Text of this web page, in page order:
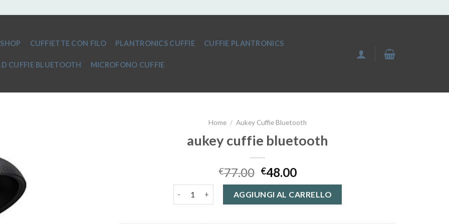
SHOP CUFFIETTE CON FILO PLANTRONICS CUFFIE CUFFIE PLANTRONICS
CUFFIE BLUETOOTH MICROFONO CUFFIE
Home / Aukey Cuffie Bluetooth
aukey cuffie bluetooth
€77.00 €48.00
AGGIUNGI AL CARRELLO